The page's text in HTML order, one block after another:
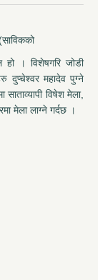
हो । विशेषगरि जोडी
दुप्चेश्वर महादेव पुग्ने
साताव्यापी विषेश मेला,
मेला लाग्ने गर्दछ ।